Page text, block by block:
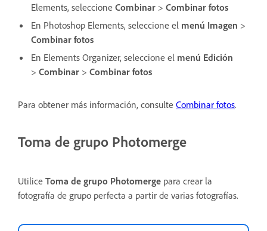
Elements, seleccione Combinar > Combinar fotos
En Photoshop Elements, seleccione el menú Imagen >
Combinar fotos
En Elements Organizer, seleccione el menú Edición
> Combinar > Combinar fotos
Para obtener más información, consulte Combinar fotos.
Toma de grupo Photomerge
Utilice Toma de grupo Photomerge para crear la
fotografía de grupo perfecta a partir de varias fotografías.